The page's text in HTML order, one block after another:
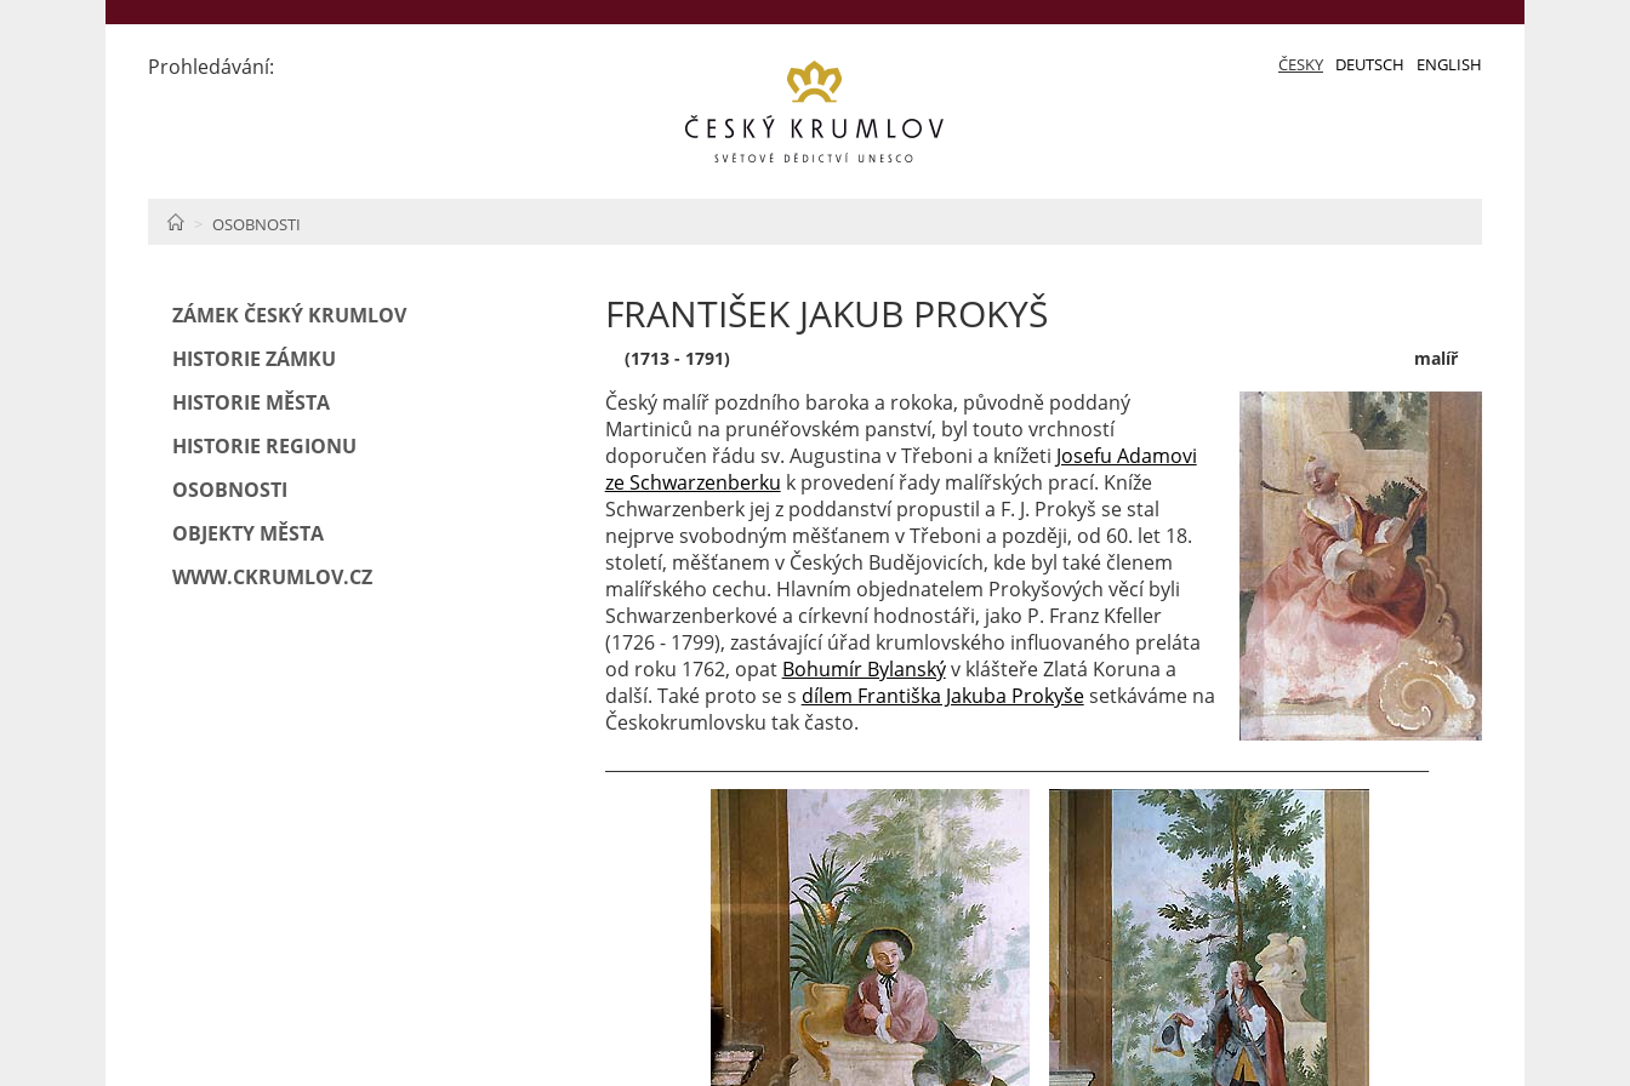
Prohledávání: ČESKY DEUTSCH ENGLISH
HOMEOSOBNOSTI
ZÁMEK ČESKÝ KRUMLOV
HISTORIE ZÁMKU
HISTORIE MĚSTA
HISTORIE REGIONU
OSOBNOSTI
OBJEKTY MĚSTA
WWW.CKRUMLOV.CZ
FRANTIŠEK JAKUB PROKYŠ
(1713 - 1791) malíř
Český malíř pozdního baroka a rokoka, původně poddaný
Martiniců na prunéřovském panství, byl touto vrchností
doporučen řádu sv. Augustina v Třeboni a knížeti Josefu Adamovi
ze Schwarzenberku k provedení řady malířských prací. Kníže
Schwarzenberk jej z poddanství propustil a F. J. Prokyš se stal
nejprve svobodným měšťanem v Třeboni a později, od 60. let 18.
století, měšťanem v Českých Budějovicích, kde byl také členem
malířského cechu. Hlavním objednatelem Prokyšových věcí byli
Schwarzenberkové a církevní hodnostáři, jako P. Franz Kfeller
(1726 - 1799), zastávající úřad krumlovského influovaného preláta
od roku 1762, opat Bohumír Bylanskýv klášteře Zlatá Koruna a
další. Také proto se s dílem Františka Jakuba Prokyšesetkáváme na
Českokrumlovsku tak často.